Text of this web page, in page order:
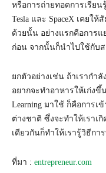
หรือการถ่ายทอดการเรียน
Tesla และ SpaceX เคยใ
ด้วยนั้น อย่างแรกคือการแ
ก่อน จากนั้นก็นำไปใช้กับ
ยกตัวอย่างเช่น ถ้าเรากำ
อยากจะทำอาหารให้เก่งขึ้
Learning มาใช้ ก็คือการเ
ต่างชาติ ซึ่งจะทำให้เรา
เดียวกันก็ทำให้เรารู้วิธีก
ที่มา : entrepreneur.com